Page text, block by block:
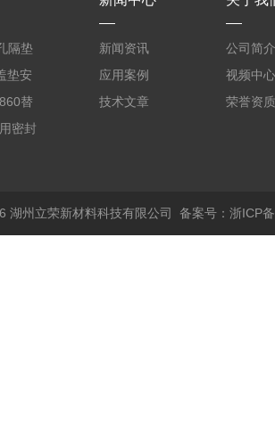
隔垫
耐
个
垫安
空瓶
四氟
替
密封
新闻资讯
应用案例
技术文章
公司简介
视频中心
荣誉资质
湖州立荣新材料科技有限公司 备案号：浙ICP